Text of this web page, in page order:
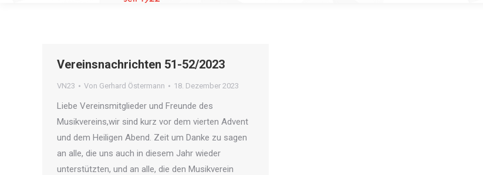
Vereinsnachrichten 51-52/2023
VN23 Von Gerhard Östermann 18. Dezember 2023
Liebe Vereinsmitglieder und Freunde des
Musikvereins,wir sind kurz vor dem vierten Advent
und dem Heiligen Abend. Zeit um Danke zu sagen
an alle, die uns auch in diesem Jahr wieder
unterstützten, und an alle, die den Musikverein